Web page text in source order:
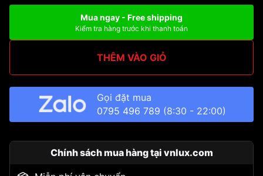
Mua ngay - Free shipping
Kiểm tra hàng trước khi thanh toán
THÊM VÀO GIỎ
Gọi đặt mua
0795 496 789 (8:30 - 22:00)
Chính sách mua hàng tại vnlux.com